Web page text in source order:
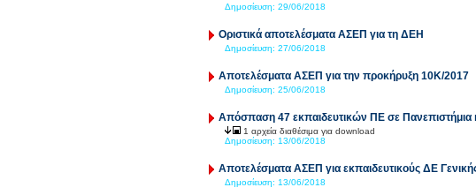
Δημοσίευση: 29/06/2018
Οριστικά αποτελέσματα ΑΣΕΠ για τη ΔΕΗ
Δημοσίευση: 27/06/2018
Αποτελέσματα ΑΣΕΠ για την προκήρυξη 10Κ/2017
Δημοσίευση: 25/06/2018
Απόσπαση 47 εκπαιδευτικών ΠΕ σε Πανεπιστήμια
1 αρχεία διαθέσιμα για download
Δημοσίευση: 13/06/2018
Αποτελέσματα ΑΣΕΠ για εκπαιδευτικούς ΔΕ
Δημοσίευση: 13/06/2018